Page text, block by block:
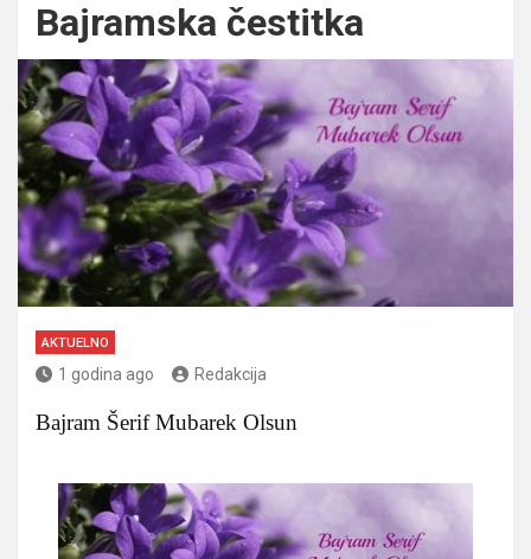
Bajramska čestitka
AKTUELNO
1 godina ago Redakcija
Bajram Šerif Mubarek Olsun